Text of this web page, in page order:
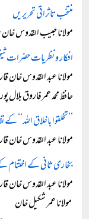
منتخب تاثراتی تحریریں
مولانا حبیب القدوس خان
افکار و نظریات حضرات
مولانا عبد القدوس خان
حافظ محمد عمرفاروق بلال
’’تخلقوا باخلاق اللہ‘‘
مولانا عبد القدوس خان
بخاری ثانی کے اختتام
مولانا عبد القدوس خان
مولانا عمر شکیل خان